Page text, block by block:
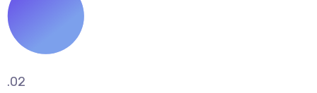
.02